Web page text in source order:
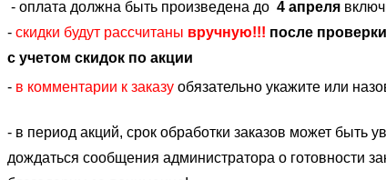
- оплата должна быть произведена до 4 апреля
- скидки будут рассчитаны вручную!!! после
с учетом скидок по акции
- в комментарии к заказу обязательно укажите или
- в период акций, срок обработки заказов может быть
дождаться сообщения администратора о готовности